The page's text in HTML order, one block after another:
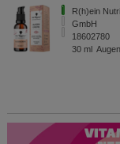
R(h)ein
GmbH
18602780
30 ml